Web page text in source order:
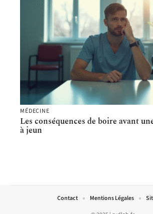
MÉDECINE
Les conséquences de boire avant
à jeun
Contact Mentions Légales